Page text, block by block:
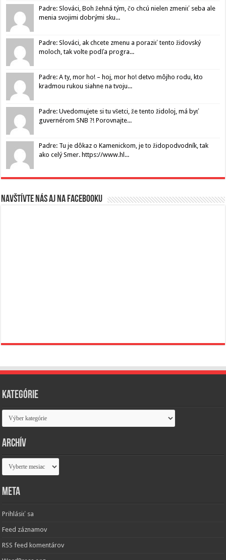
Padre: Slováci, Boh žehná tým, čo chcú nielen zmeniť seba ale
menia svojimi dobrými sku...
Padre: Slováci, ak chcete zmenu a poraziť tento židovský
moloch, tak volte podľa progra...
Padre: A ty, mor ho! – hoj, mor ho! detvo môjho rodu, kto
kradmou rukou siahne na tvoju...
Padre: Uvedomujete si tu všetci, že tento židoloj, má byť
guvernérom SNB ?! Porovnajte...
Padre: Tu je dôkaz o Kamenickom, je to židopodvodník, tak
ako celý Smer. https://www.hl...
Navštívte nás aj na Facebooku
Kategórie
Kategórie
Archív
Archív
Meta
Prihlásiť sa
Feed záznamov
RSS feed komentárov